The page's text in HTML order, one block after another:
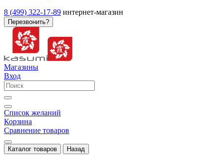
8 (499) 322-17-89 интернет-магазин
Перезвонить?
Магазины
Вход
Список желаний
Корзина
Сравнение товаров
Каталог товаров Назад